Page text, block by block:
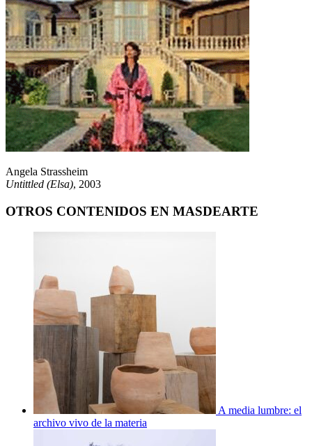
Angela Strassheim
Untittled (Elsa), 2003
OTROS CONTENIDOS EN MASDEARTE
A media lumbre: el
archivo vivo de la materia